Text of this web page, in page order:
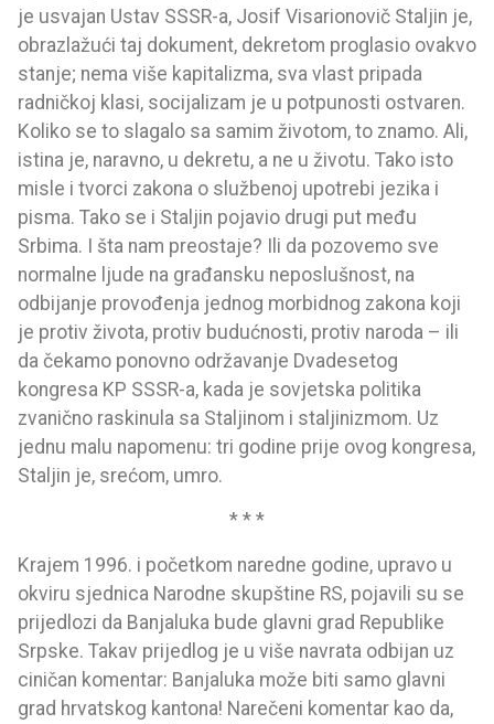
je usvajan Ustav SSSR-a, Josif Visarionovič Staljin je,
obrazlažući taj dokument, dekretom proglasio ovakvo
stanje; nema više kapitalizma, sva vlast pripada
radničkoj klasi, socijalizam je u potpunosti ostvaren.
Koliko se to slagalo sa samim životom, to znamo. Ali,
istina je, naravno, u dekretu, a ne u životu. Tako isto
misle i tvorci zakona o službenoj upotrebi jezika i
pisma. Tako se i Staljin pojavio drugi put među
Srbima. I šta nam preostaje? Ili da pozovemo sve
normalne ljude na građansku neposlušnost, na
odbijanje provođenja jednog morbidnog zakona koji
je protiv života, protiv budućnosti, protiv naroda – ili
da čekamo ponovno održavanje Dvadesetog
kongresa KP SSSR-a, kada je sovjetska politika
zvanično raskinula sa Staljinom i staljinizmom. Uz
jednu malu napomenu: tri godine prije ovog kongresa,
Staljin je, srećom, umro.
* * *
Krajem 1996. i početkom naredne godine, upravo u
okviru sjednica Narodne skupštine RS, pojavili su se
prijedlozi da Banjaluka bude glavni grad Republike
Srpske. Takav prijedlog je u više navrata odbijan uz
ciničan komentar: Banjaluka može biti samo glavni
grad hrvatskog kantona! Narečeni komentar kao da,